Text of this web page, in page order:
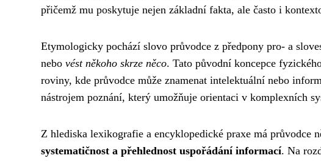
přičemž mu poskytuje nejen základní fakta, ale často i
Etymologicky pochází slovo průvodce z předpony pro- a
nebo vést někoho skrze něco. Tato původní koncepce
roviny, kde průvodce může znamenat intelektuální nebo
nástrojem poznání, který umožňuje orientaci v komplexních
Z hlediska lexikografie a encyklopedické praxe má průvodce
systematičnost a přehlednost uspořádání informací. Na